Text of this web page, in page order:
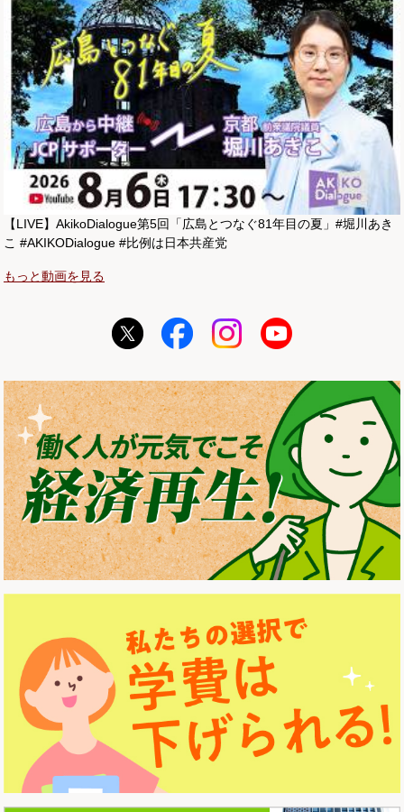
【LIVE】AkikoDialogue第5回「広島とつなぐ81年目の夏」#堀川あき
こ #AKIKODialogue #比例は日本共産党
もっと動画を見る